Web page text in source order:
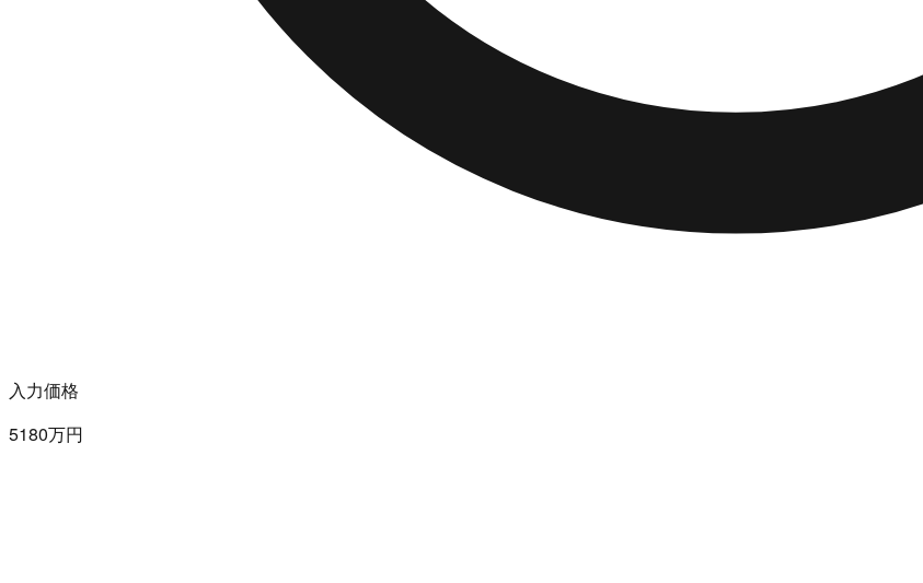
入力価格
5180万円